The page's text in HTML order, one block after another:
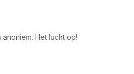
Het lucht op!